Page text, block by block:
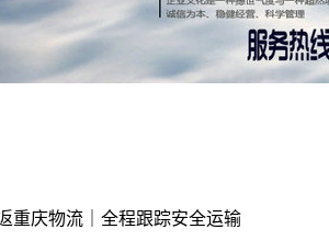
重庆物流｜全程跟踪安全运输